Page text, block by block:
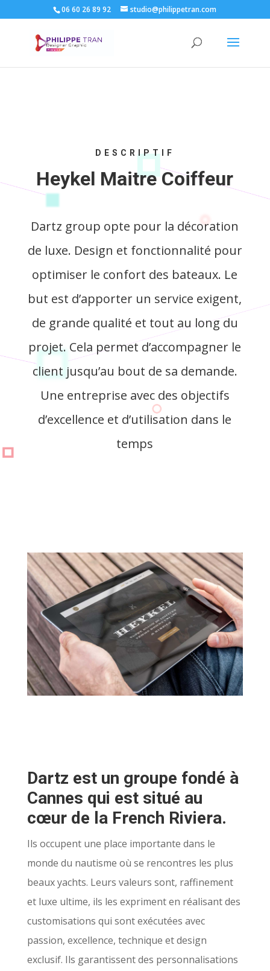
06 60 26 89 92 studio@philippetran.com
DESCRIPTIF
Heykel Maitre Coiffeur
Dartz group opte pour la décoration
de luxe. Design et fonctionnalité pour
optimiser le confort des bateaux. Le
but est d’apporter un service exigent,
de grande qualité et tout au long du
projet. Cela permet d’accompagner le
client jusqu’au bout de sa demande.
Une entreprise avec des objectifs
d’excellence et d’utilisation dans le
temps
Dartz est un groupe fondé à
Cannes qui est situé au
cœur de la French Riviera.
Ils occupent une place importante dans le
monde du nautisme où se rencontres les plus
beaux yachts. Leurs valeurs sont, raffinement
et luxe ultime, ils les expriment en réalisant des
customisations qui sont exécutées avec
passion, excellence, technique et design
exclusif. Ils garantissent des personnalisations